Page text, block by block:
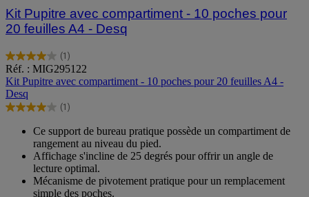
Kit Pupitre avec compartiment - 10 poches pour
20 feuilles A4 - Desq
(1)
4.0
sur
5
étoiles.
1
Réf. : MIG295122
Kit Pupitre avec compartiment - 10 poches pour 20 feuilles A4 -
Desq
(1)
4.0
étoiles.
Ce support de bureau pratique possède un compartiment de
rangement au niveau du pied.
Affichage s'incline de 25 degrés pour offrir un angle de
lecture optimal.
Mécanisme de pivotement pratique pour un remplacement
simple des poches.